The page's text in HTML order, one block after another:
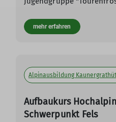
mehr erfahren
Alpinausbildung
Aufbaukurs
Schwerpunkt Fels